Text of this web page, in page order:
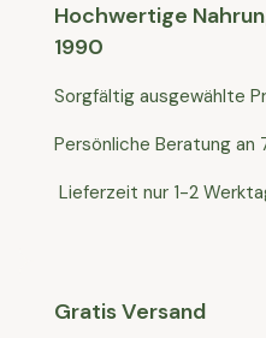
Hochwertige
1990
Sorgfältig ausgewählte
Persönliche Beratung an
Lieferzeit nur 1-2
Gratis Versand